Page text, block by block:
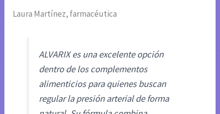
Laura Martínez, farmacéutica
ALVARIX es una excelente opción
dentro de los complementos
alimenticios para quienes buscan
regular la presión arterial de forma